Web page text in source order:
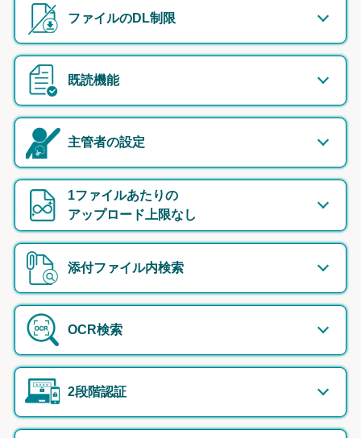
ファイルのDL制限
既読機能
主管者の設定
1ファイルあたりの
アップロード上限なし
添付ファイル内検索
OCR検索
2段階認証